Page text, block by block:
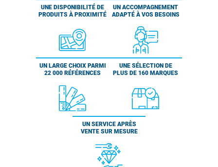
UNE DISPONIBILITÉ DE
PRODUITS À PROXIMITÉ
UN ACCOMPAGNEMENT
ADAPTÉ À VOS BESOINS
UN LARGE CHOIX PARMI
22 000 RÉFÉRENCES
UNE SÉLECTION DE
PLUS DE 160 MARQUES
UN SERVICE APRÈS
VENTE SUR MESURE